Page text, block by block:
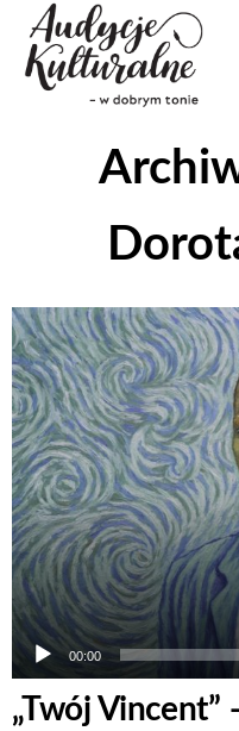
Odtwarzacz
plików
dźwiękowych
00:00
„Twój Vincent”